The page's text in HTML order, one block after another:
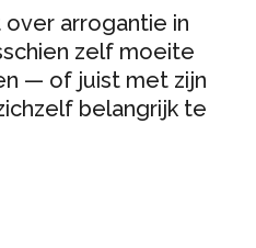
arrogantie in
zelf moeite
— of juist met zijn
belangrijk te